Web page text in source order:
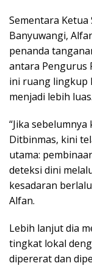
Sementara
Banyuwangi,
penanda
antara Pengurus
ini ruang lingkup
menjadi lebih luas.
“Jika
Ditbinmas, kini
utama:
deteksi dini
kesadaran
Alfan.
Lebih lanjut dia
tingkat lokal
dipererat dan